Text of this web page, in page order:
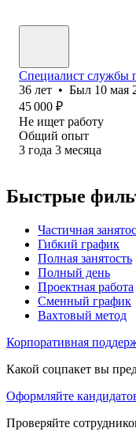
Специалист службы
36 лет • Был 10 мая
45 000 ₽
Не ищет работу
Общий опыт
3 года 3 месяца
Быстрые
Частичная
Гибкий график
Полная занятость
Полный день
Проектная работа
Сменный график
Вахтовый метод
Корпоративная
Какой соцпакет вы
Оформляйте
Проверяйте